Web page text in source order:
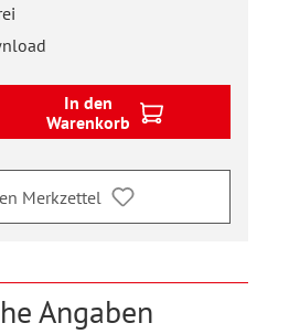
In den
Warenkorb
Merkzettel
Angaben